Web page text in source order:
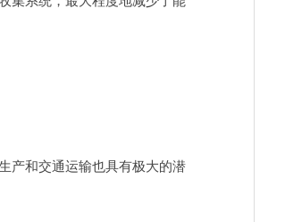
产和交通运输也具有极大的潜